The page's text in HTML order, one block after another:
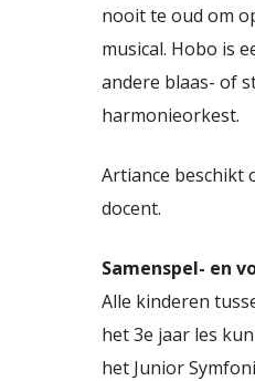
nooit te oud om
musical. Hobo is
andere blaas- of
harmonieorkest.
Artiance beschikt
docent.
Samenspel- en
Alle kinderen
het 3e jaar les
het Junior